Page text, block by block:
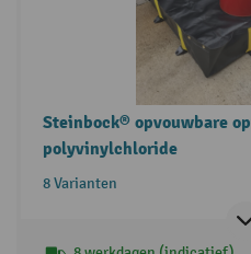
Steinbock® opvouwbare
polyvinylchloride
8 Varianten